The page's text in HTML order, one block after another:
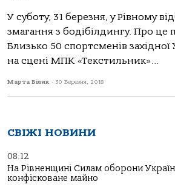
У суботу, 31 березня, у Рівному
змагання з бодібілдингу. Про це
Близько 50 спортсменів західної
на сцені МПК «Текстильник»...
Марта Білик - 30 Березня, 2018
СВІЖІ НОВИНИ
08:12
На Рівненщині Силам оборони
конфісковане майно